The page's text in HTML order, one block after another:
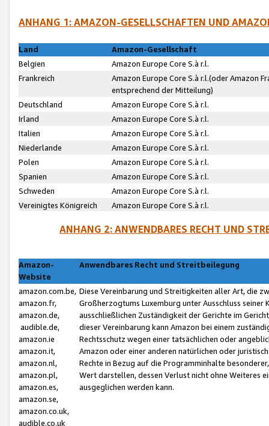
ANHANG 1: AMAZON-GESELLSCHAFTEN UND
Land
Amazon-Gesellschaft
Belgien
Amazon Europe Core S.à r.l.
Frankreich
Amazon Europe Core S.à r.l.(oder Amazon
entsprechend der Mitteilung)
Deutschland
Amazon Europe Core S.à r.l.
Irland
Amazon Europe Core S.à r.l.
Italien
Amazon Europe Core S.à r.l.
Niederlande
Amazon Europe Core S.à r.l.
Polen
Amazon Europe Core S.à r.l.
Spanien
Amazon Europe Core S.à r.l.
Schweden
Amazon Europe Core S.à r.l.
Vereinigtes Königreich
Amazon Europe Core S.à r.l.
ANHANG 2: ANWENDBARES RECHT UND
Amazon-
Website
Anwendbares Recht und Streitbeilegung
amazon.com.be,
amazon.fr,
amazon.de,
audible.de,
amazon.ie
amazon.it,
amazon.nl,
amazon.pl,
amazon.es,
amazon.se,
amazon.co.uk,
audible.co.uk
Diese Vereinbarung und Streitigkeiten aller Art, die
Großherzogtums Luxemburg unter Ausschluss
ausschließlichen Zuständigkeit der Gerichte im
dieser Vereinbarung kann Amazon bei einem
Rechtsschutz wegen einer tatsächlichen oder
Amazon oder einer anderen natürlichen oder
Rechte in Bezug auf die Programminhalte
Wert darstellen, dessen Verlust nicht ohne Weiteres
ausgeglichen werden kann.